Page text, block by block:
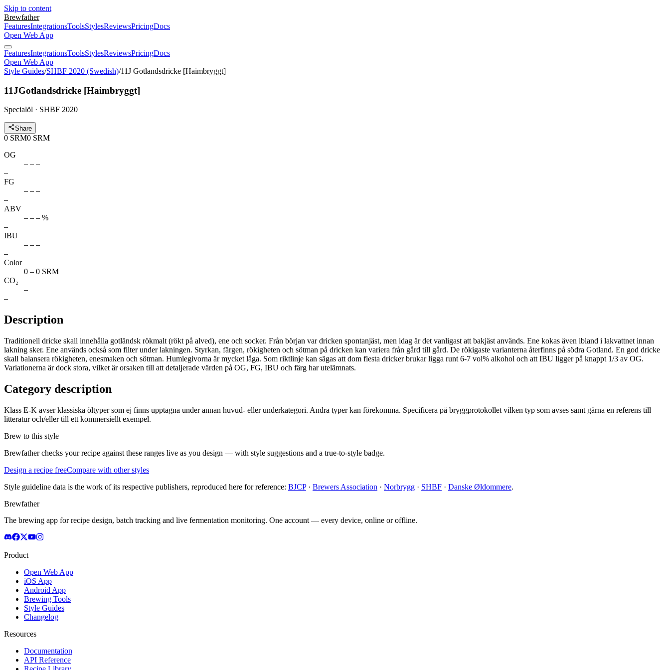
Skip to content
Brewfather
FeaturesIntegrationsToolsStylesReviewsPricingDocs
Open Web App
FeaturesIntegrationsToolsStylesReviewsPricingDocs
Open Web App
Style Guides/SHBF 2020 (Swedish)/11J Gotlandsdricke [Haimbryggt]
11JGotlandsdricke [Haimbryggt]
Specialöl · SHBF 2020
Share
0 SRM0 SRM
OG
– – –
–
FG
– – –
–
ABV
– – – %
–
IBU
– – –
–
Color
0 – 0 SRM
CO₂
–
–
Description
Traditionell dricke skall innehålla gotländsk rökmalt (rökt på alved), ene och socker. Från början var dricken spontanjäst, men idag är det vanligast att bakjäst används. Ene kokas även ibland i lakvattnet innan
lakning sker. Ene används också som filter under lakningen. Styrkan, färgen, rökigheten och sötman på dricken kan variera från gård till gård. De rökigaste varianterna återfinns på södra Gotland. En god dricke
skall balansera rökigheten, enesmaken och sötman. Humlegivorna är mycket låga. Som riktlinje kan sägas att dom flesta dricker brukar ligga runt 6-7 vol% alkohol och att IBU ligger på knappt 1/3 av OG.
Variationerna är dock stora, vilket är orsaken till att detaljerade värden på OG, FG, IBU och färg har utelämnats.
Category description
Klass E-K avser klassiska öltyper som ej finns upptagna under annan huvud- eller underkategori. Andra typer kan förekomma. Specificera på bryggprotokollet vilken typ som avses samt gärna en referens till
litteratur och/eller till ett kommersiellt exempel.
Brew to this style
Brewfather checks your recipe against these ranges live as you design — with style suggestions and a true-to-style badge.
Design a recipe freeCompare with other styles
Style guideline data is the work of its respective publishers, reproduced here for reference: BJCP· Brewers Association · Norbrygg · SHBF · Danske Øldommere.
Brewfather
The brewing app for recipe design, batch tracking and live fermentation monitoring. One account — every device, online or offline.
Product
Open Web App
iOS App
Android App
Brewing Tools
Style Guides
Changelog
Resources
Documentation
API Reference